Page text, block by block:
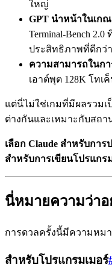
ใหญ่
GPT นำหน้าในเก
Terminal-Bench 2.0
ประสิทธิภาพที่ดีกว่
ความสามารถในกา
เอาต์พุต 128K โทเ
แต่นี่ไม่ใช่เกมที่มีผลรวม
ต่างกันและเหมาะกับสถ
เลือก Claude สำหรับกา
สำหรับการเขียนโปรแก
นี่หมายความว่า
การดวลครั้งนี้มีความหม
สำหรับโปรแกรมเมอร์